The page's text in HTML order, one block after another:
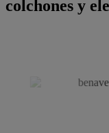
colchones y